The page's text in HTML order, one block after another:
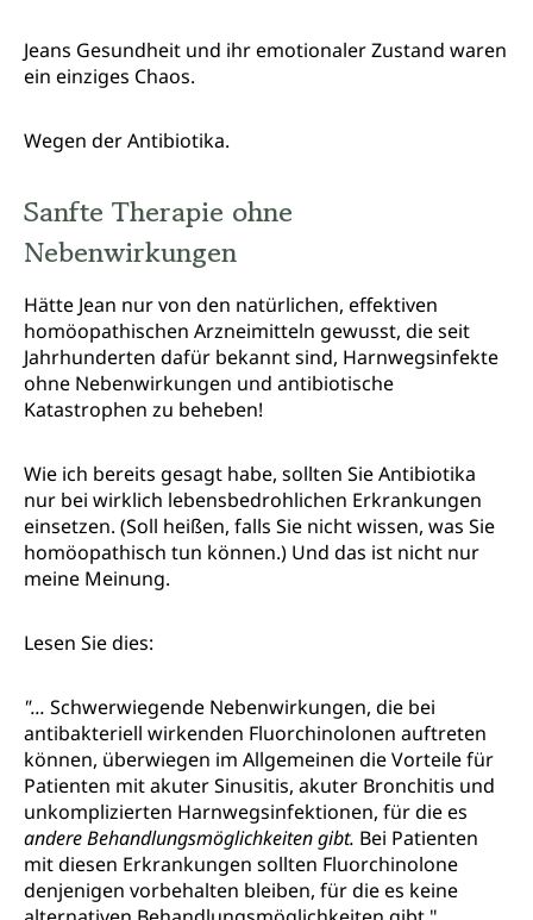
Jeans Gesundheit und ihr emotionaler Zustand waren
ein einziges Chaos.
Wegen der Antibiotika.
Sanfte Therapie ohne
Nebenwirkungen
Hätte Jean nur von den natürlichen, effektiven
homöopathischen Arzneimitteln gewusst, die seit
Jahrhunderten dafür bekannt sind, Harnwegsinfekte
ohne Nebenwirkungen und antibiotische
Katastrophen zu beheben!
Wie ich bereits gesagt habe, sollten Sie Antibiotika
nur bei wirklich lebensbedrohlichen Erkrankungen
einsetzen. (Soll heißen, falls Sie nicht wissen, was Sie
homöopathisch tun können.) Und das ist nicht nur
meine Meinung.
Lesen Sie dies:
"... Schwerwiegende Nebenwirkungen, die bei
antibakteriell wirkenden Fluorchinolonen auftreten
können, überwiegen im Allgemeinen die Vorteile für
Patienten mit akuter Sinusitis, akuter Bronchitis und
unkomplizierten Harnwegsinfektionen, für die es
andere Behandlungsmöglichkeiten gibt. Bei Patienten
mit diesen Erkrankungen sollten Fluorchinolone
denjenigen vorbehalten bleiben, für die es keine